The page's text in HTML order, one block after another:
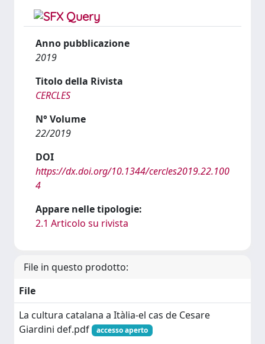
Anno pubblicazione
2019
Titolo della Rivista
CERCLES
N° Volume
22/2019
DOI
https://dx.doi.org/10.1344/cercles2019.22.100
4
Appare nelle tipologie:
2.1 Articolo su rivista
File in questo prodotto:
File
La cultura catalana a Itàlia-el cas de Cesare
Giardini def.pdf
accesso aperto